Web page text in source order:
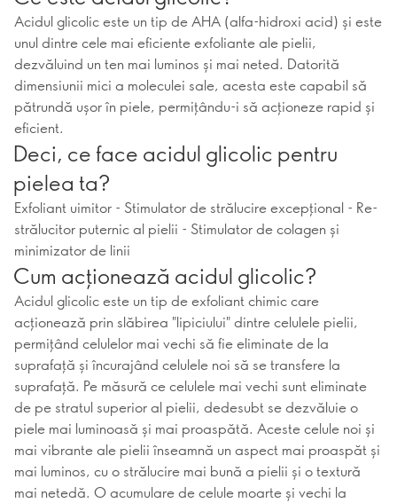
Acidul glicolic este un tip de AHA (alfa-hidroxi acid) și este
unul dintre cele mai eficiente exfoliante ale pielii,
dezvăluind un ten mai luminos și mai neted. Datorită
dimensiunii mici a moleculei sale, acesta este capabil să
pătrundă ușor în piele, permițându-i să acționeze rapid și
eficient.
Deci, ce face acidul glicolic pentru
pielea ta?
Exfoliant uimitor - Stimulator de strălucire excepțional - Re-
strălucitor puternic al pielii - Stimulator de colagen și
minimizator de linii
Cum acționează acidul glicolic?
Acidul glicolic este un tip de exfoliant chimic care
acționează prin slăbirea "lipiciului" dintre celulele pielii,
permițând celulelor mai vechi să fie eliminate de la
suprafață și încurajând celulele noi să se transfere la
suprafață. Pe măsură ce celulele mai vechi sunt eliminate
de pe stratul superior al pielii, dedesubt se dezvăluie o
piele mai luminoasă și mai proaspătă. Aceste celule noi și
mai vibrante ale pielii înseamnă un aspect mai proaspăt și
mai luminos, cu o strălucire mai bună a pielii și o textură
mai netedă. O acumulare de celule moarte și vechi la